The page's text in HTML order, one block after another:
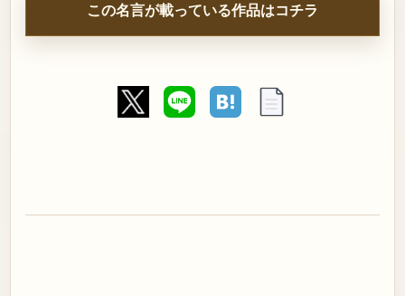
この名言が載っている作品はコチラ